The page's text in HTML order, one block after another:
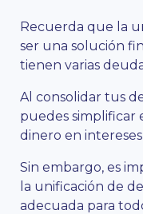
Recuerda que la
ser una solución
tienen varias
Al consolidar tus
puedes simplificar
dinero en
Sin embargo, es
la unificación de
adecuada para